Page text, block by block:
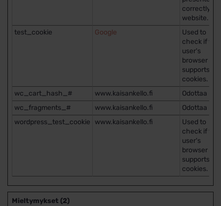
correctly on
website.
test_cookie
Google
Used to
check if the
user's
browser
supports
cookies.
wc_cart_hash_#
www.kaisankello.fi
Odottaa
wc_fragments_#
www.kaisankello.fi
Odottaa
wordpress_test_cookie
www.kaisankello.fi
Used to
check if the
user's
browser
supports
cookies.
Mieltymykset (2)